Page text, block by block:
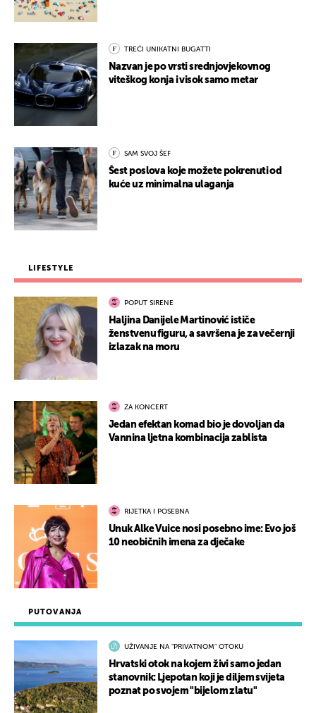
PUTOVANJA
UŽIVANJE NA "PRIVATNOM" OTOKU
Hrvatski otok na kojem živi samo jedan
stanovnik: Ljepotan koji je diljem svijeta
poznat po svojem "bijelom zlatu"
TREĆI UNIKATNI BUGATTI
Nazvan je po vrsti srednjovjekovnog
viteškog konja i visok samo metar
SAM SVOJ ŠEF
Šest poslova koje možete pokrenuti od
kuće uz minimalna ulaganja
LIFESTYLE
POPUT SIRENE
Haljina Danijele Martinović ističe
ženstvenu figuru, a savršena je za večernji
izlazak na moru
ZA KONCERT
Jedan efektan komad bio je dovoljan da
Vannina ljetna kombinacija zablista
RIJETKA I POSEBNA
Unuk Alke Vuice nosi posebno ime: Evo još
10 neobičnih imena za dječake